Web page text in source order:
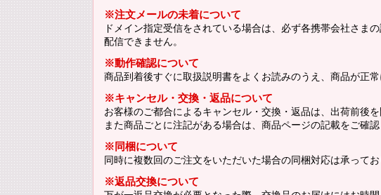
※注文メールの未着について
ドメイン指定受信をされている場合は、必ず各携帯会社さま
配信できません。
※動作確認について
商品到着後すぐに取扱説明書をよくお読みのうえ、商品が正
※キャンセル・交換・返品について
お客様のご都合によるキャンセル・交換・返品は、出荷前後
また商品ごとに注記がある場合は、商品ページの記載をご確認
※同梱について
同時に複数回のご注文をいただいた場合の同梱対応は承って
※返品交換について